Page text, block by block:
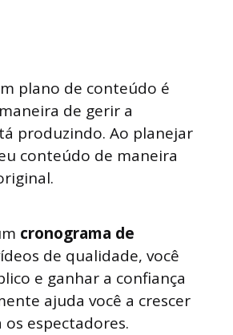
plano de conteúdo é
de gerir a
produzindo. Ao planejar
conteúdo de maneira
cronograma de
de qualidade, você
e ganhar a confiança
ajuda você a crescer
espectadores.